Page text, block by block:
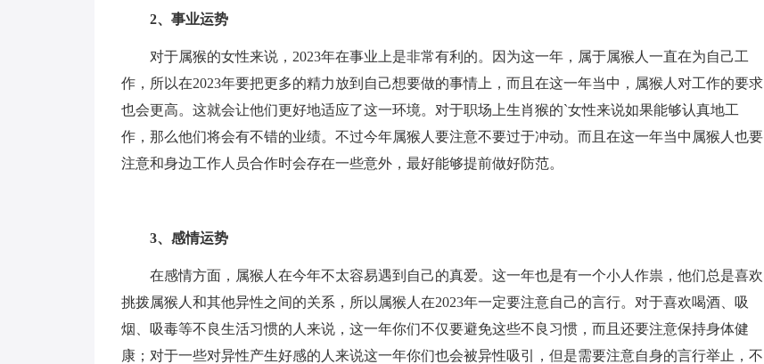
2、事业运势
对于属猴的女性来说，2023年在事业上是非常有利的。因为这一年，属于属猴人一直在为自己工
作，所以在2023年要把更多的精力放到自己想要做的事情上，而且在这一年当中，属猴人对工作的要求
也会更高。这就会让他们更好地适应了这一环境。对于职场上生肖猴的`女性来说如果能够认真地工
作，那么他们将会有不错的业绩。不过今年属猴人要注意不要过于冲动。而且在这一年当中属猴人也要
注意和身边工作人员合作时会存在一些意外，最好能够提前做好防范。
3、感情运势
在感情方面，属猴人在今年不太容易遇到自己的真爱。这一年也是有一个小人作祟，他们总是喜欢
挑拨属猴人和其他异性之间的关系，所以属猴人在2023年一定要注意自己的言行。对于喜欢喝酒、吸
烟、吸毒等不良生活习惯的人来说，这一年你们不仅要避免这些不良习惯，而且还要注意保持身体健
康；对于一些对异性产生好感的人来说这一年你们也会被异性吸引，但是需要注意自身的言行举止，不